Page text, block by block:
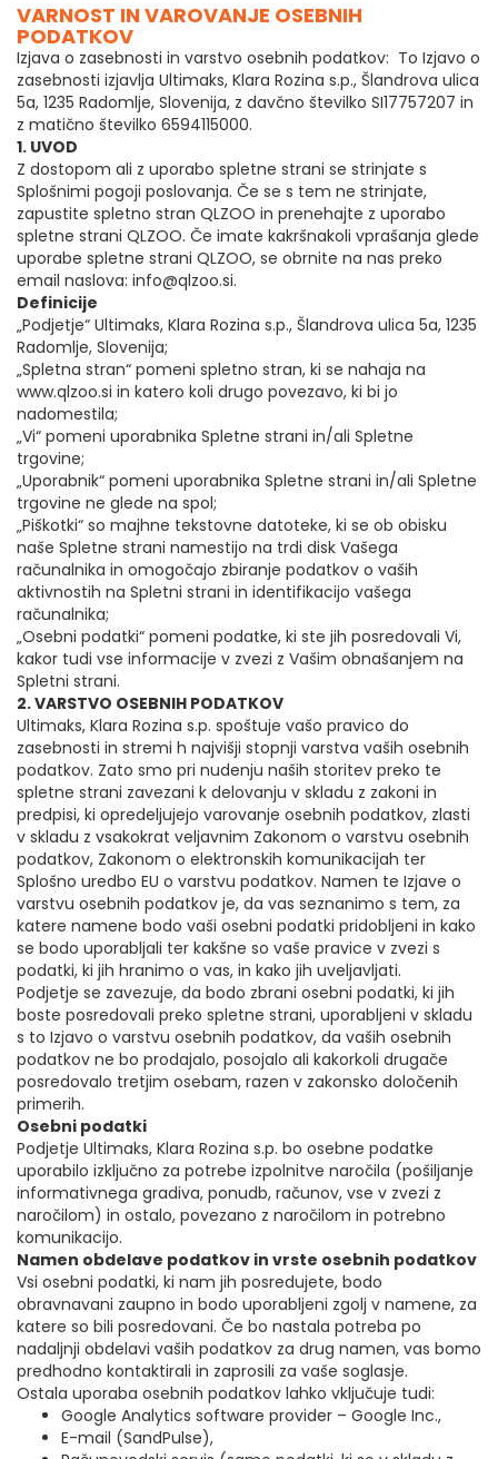
VARNOST IN VAROVANJE OSEBNIH
PODATKOV
Izjava o zasebnosti in varstvo osebnih podatkov: To Izjavo o
zasebnosti izjavlja Ultimaks, Klara Rozina s.p., Šlandrova ulica
5a, 1235 Radomlje, Slovenija, z davčno številko SI17757207 in
z matično številko 6594115000.
1. UVOD
Z dostopom ali z uporabo spletne strani se strinjate s
Splošnimi pogoji poslovanja. Če se s tem ne strinjate,
zapustite spletno stran QLZOO in prenehajte z uporabo
spletne strani QLZOO. Če imate kakršnakoli vprašanja glede
uporabe spletne strani QLZOO, se obrnite na nas preko
email naslova: info@qlzoo.si.
Definicije
„Podjetje“ Ultimaks, Klara Rozina s.p., Šlandrova ulica 5a, 1235
Radomlje, Slovenija;
„Spletna stran“ pomeni spletno stran, ki se nahaja na
www.qlzoo.si in katero koli drugo povezavo, ki bi jo
nadomestila;
„Vi“ pomeni uporabnika Spletne strani in/ali Spletne
trgovine;
„Uporabnik“ pomeni uporabnika Spletne strani in/ali Spletne
trgovine ne glede na spol;
„Piškotki“ so majhne tekstovne datoteke, ki se ob obisku
naše Spletne strani namestijo na trdi disk Vašega
računalnika in omogočajo zbiranje podatkov o vaših
aktivnostih na Spletni strani in identifikacijo vašega
računalnika;
„Osebni podatki“ pomeni podatke, ki ste jih posredovali Vi,
kakor tudi vse informacije v zvezi z Vašim obnašanjem na
Spletni strani.
2. VARSTVO OSEBNIH PODATKOV
Ultimaks, Klara Rozina s.p. spoštuje vašo pravico do
zasebnosti in stremi h najvišji stopnji varstva vaših osebnih
podatkov. Zato smo pri nudenju naših storitev preko te
spletne strani zavezani k delovanju v skladu z zakoni in
predpisi, ki opredeljujejo varovanje osebnih podatkov, zlasti
v skladu z vsakokrat veljavnim Zakonom o varstvu osebnih
podatkov, Zakonom o elektronskih komunikacijah ter
Splošno uredbo EU o varstvu podatkov. Namen te Izjave o
varstvu osebnih podatkov je, da vas seznanimo s tem, za
katere namene bodo vaši osebni podatki pridobljeni in kako
se bodo uporabljali ter kakšne so vaše pravice v zvezi s
podatki, ki jih hranimo o vas, in kako jih uveljavljati.
Podjetje se zavezuje, da bodo zbrani osebni podatki, ki jih
boste posredovali preko spletne strani, uporabljeni v skladu
s to Izjavo o varstvu osebnih podatkov, da vaših osebnih
podatkov ne bo prodajalo, posojalo ali kakorkoli drugače
posredovalo tretjim osebam, razen v zakonsko določenih
primerih.
Osebni podatki
Podjetje Ultimaks, Klara Rozina s.p. bo osebne podatke
uporabilo izključno za potrebe izpolnitve naročila (pošiljanje
informativnega gradiva, ponudb, računov, vse v zvezi z
naročilom) in ostalo, povezano z naročilom in potrebno
komunikacijo.
Namen obdelave podatkov in vrste osebnih podatkov
Vsi osebni podatki, ki nam jih posredujete, bodo
obravnavani zaupno in bodo uporabljeni zgolj v namene, za
katere so bili posredovani. Če bo nastala potreba po
nadaljnji obdelavi vaših podatkov za drug namen, vas bomo
predhodno kontaktirali in zaprosili za vaše soglasje.
Ostala uporaba osebnih podatkov lahko vključuje tudi:
Google Analytics software provider – Google Inc.,
E-mail (SandPulse),